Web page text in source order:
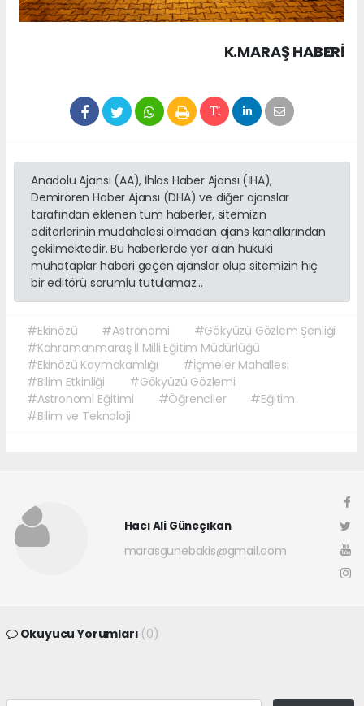
K.MARAŞ HABERİ
Anadolu Ajansı (AA), İhlas Haber Ajansı (İHA),
Demirören Haber Ajansı (DHA) ve diğer ajanslar
tarafından eklenen tüm haberler, sitemizin
editörlerinin müdahalesi olmadan ajans kanallarından
çekilmektedir. Bu haberlerde yer alan hukuki
muhataplar haberi geçen ajanslar olup sitemizin hiç
bir editörü sorumlu tutulamaz...
#Ekinözü #Astronomi
#Gökyüzü Gözlem Şenliği
#Kahramanmaraş İl Milli Eğitim Müdürlüğü
#Ekinözü Kaymakamlığı
#İçmeler Mahallesi
#Bilim Etkinliği
#Gökyüzü Gözlemi
#Astronomi Eğitimi
#Öğrenciler
#Eğitim
#Bilim ve Teknoloji
Hacı Ali Güneçıkan
marasgunebakis@gmail.com
Okuyucu Yorumları (0)